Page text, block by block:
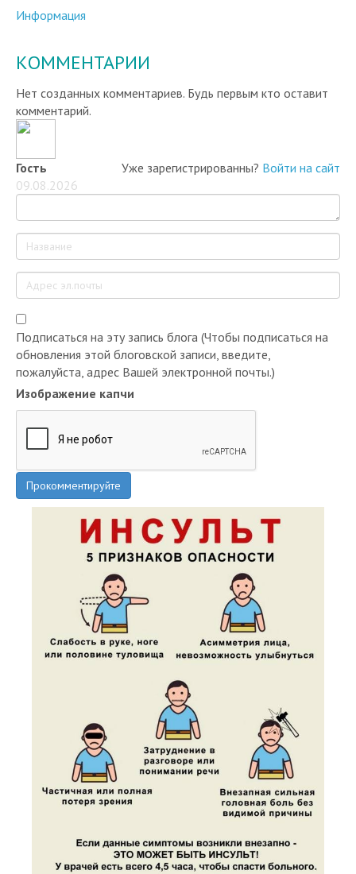
комментарий.
09.08.2026
Подписаться на эту запись блога (Чтобы подписаться на
обновления этой блоговской записи, введите,
пожалуйста, адрес Вашей электронной почты.)
Изображение капчи
Прокомментируйте